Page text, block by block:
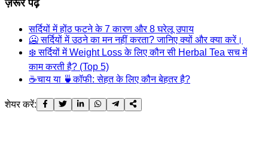
ज़रूर पढ़ें
सर्दियों में होंठ फटने के 7 कारण और 8 घरेलू उपाय
🥶 सर्दियों में उठने का मन नहीं करता? जानिए क्यों और क्या करें।
❄️ सर्दियों में Weight Loss के लिए कौन सी Herbal Tea सच में
काम करती है? (Top 5)
☕चाय या 🍵कॉफी: सेहत के लिए कौन बेहतर है?
शेयर करें: